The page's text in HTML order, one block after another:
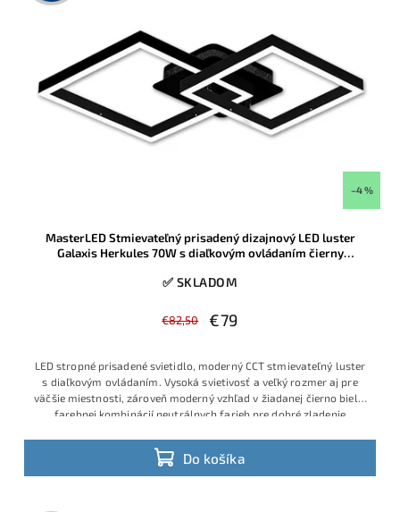
–4 %
MasterLED Stmievateľný prisadený dizajnový LED luster
Galaxis Herkules 70W s diaľkovým ovládaním čierny
✅ SKLADOM
€82,50 €79
Do košíka
LED stropné prisadené svietidlo, moderný CCT stmievateľný luster
s diaľkovým ovládaním. Vysoká svietivosť a veľký rozmer aj pre
väčšie miestnosti, zároveň moderný vzhľad v žiadanej čierno bielej
farebnej kombinácií neutrálnych farieb pre dobré zladenie